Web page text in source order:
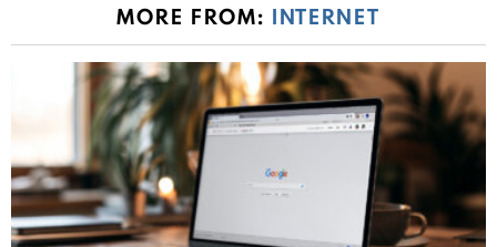
MORE FROM: INTERNET